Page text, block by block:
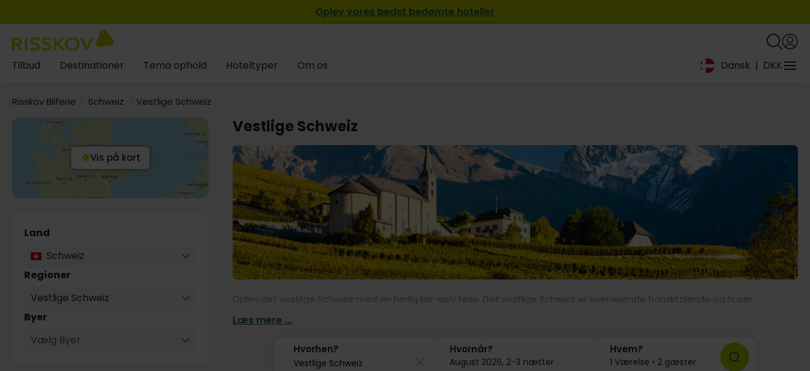
Oplev vores bedst bedømte hoteller
Tilbud Destinationer Tema ophold Hoteltyper Om os Dansk | DKK
Risskov Bilferie Schweiz Vestlige Schweiz
Vis på kort
Land
Schweiz
Regioner
Vestlige Schweiz
Byer
Vælg Byer
Vestlige Schweiz
Oplev det vestlige Schweiz med en herlig kør-selv ferie. Det vestlige Schweiz er overvejende fransktalende og huser
klassiske kukur i den charmerende by, La Chaux-de-Fonds, såvel som den kendte schweiziske ost, Gruyère, besøge historiske
vestlige Schweiz er også fuld af midderalderhistorie som bare venter på at blive opdaget, både i byerne og ude i
landskaberne. Book et billigt hotelophold i dag!
Læs mere ...
Hvorhen? Hvornår?
August 2026, 2-3 nætter
Hvem?
1 Værelse • 2 gæster